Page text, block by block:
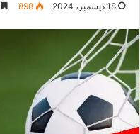
18 ديسمبر، 2024 898